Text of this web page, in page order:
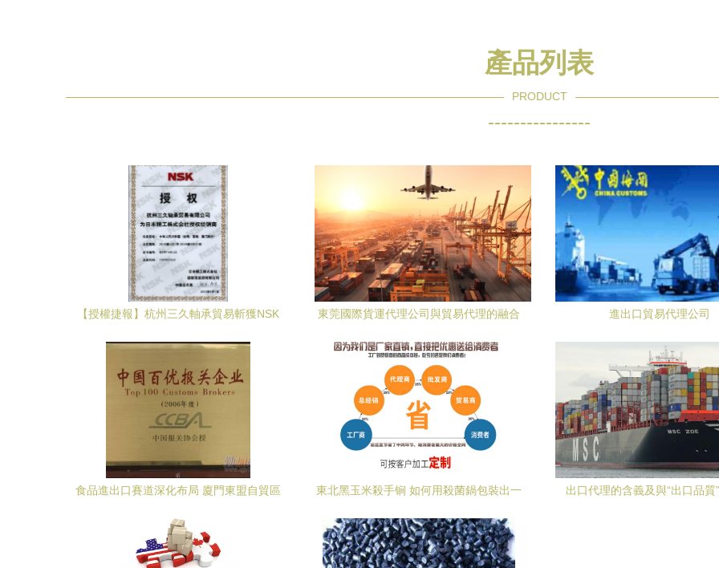
產品列表
PRODUCT
----------------
【授權捷報】杭州三久軸承貿易斬獲NSK
東莞國際貨運代理公司與貿易代理的融合
進出口貿易代理公司
食品進出口賽道深化布局 廈門東盟自貿區
東北黑玉米殺手锏 如何用殺菌鍋包裝出一
出口代理的含義及與“出口品質